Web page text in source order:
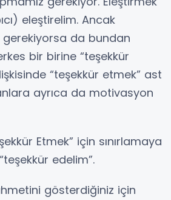
eleştirelim. Ancak
gerekiyorsa da bundan
bir birine “teşekkür
“teşekkür etmek” ast
ayrıca da motivasyon
Etmek” için sınırlamaya
edelim”.
gösterdiğiniz için